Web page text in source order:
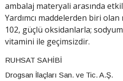
ambalaj materyali arasında
Yardımcı maddelerden biri
102, güçlü oksidanlarla;
vitamini ile geçimsizdir.
RUHSAT SAHİBİ
Drogsan İlaçları San. ve Tic. A.Ş.